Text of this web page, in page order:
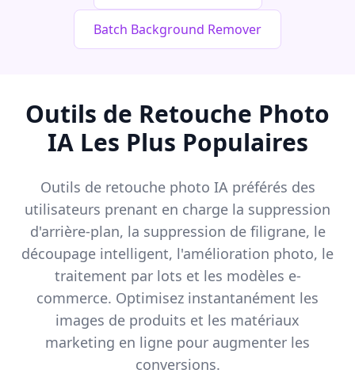
Batch Background Remover
Outils de Retouche Photo
IA Les Plus Populaires
Outils de retouche photo IA préférés des
utilisateurs prenant en charge la suppression
d'arrière-plan, la suppression de filigrane, le
découpage intelligent, l'amélioration photo, le
traitement par lots et les modèles e-
commerce. Optimisez instantanément les
images de produits et les matériaux
marketing en ligne pour augmenter les
conversions.